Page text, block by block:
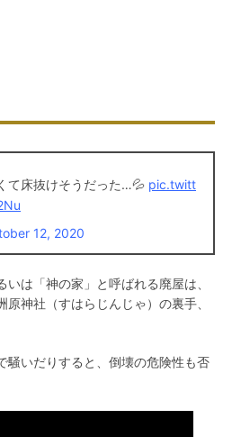
て床抜けそうだった…💦 pic.twitt
12, 2020
は「神の家」と呼ばれる廃屋は、
神社（すはらじんじゃ）の裏手、
騒いだりすると、倒壊の危険性も否